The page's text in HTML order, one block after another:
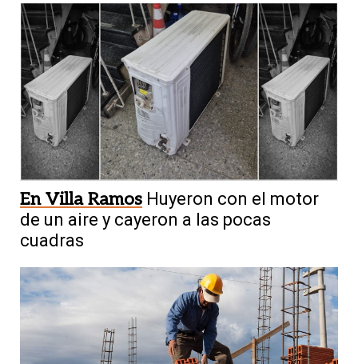
En Villa Ramos Huyeron con el motor
de un aire y cayeron a las pocas
cuadras